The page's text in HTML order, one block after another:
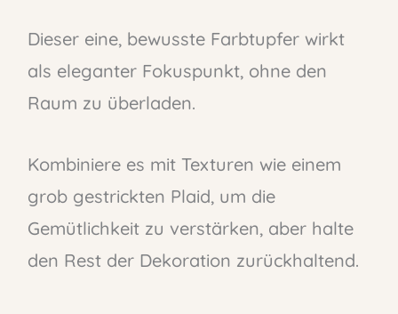
Dieser eine, bewusste Farbtupfer wirkt
als eleganter Fokuspunkt, ohne den
Raum zu überladen.
Kombiniere es mit Texturen wie einem
grob gestrickten Plaid, um die
Gemütlichkeit zu verstärken, aber halte
den Rest der Dekoration zurückhaltend.